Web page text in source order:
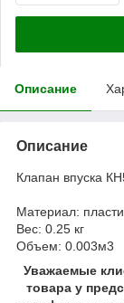
Описание
Описание
Клапан впуска
Материал:
Вес: 0.25 кг
Объем: 0.003м3
Уважаемые
товара у